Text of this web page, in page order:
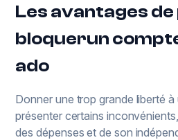
Les avantages
bloquerun
ado
Donner une trop grande liberté
présenter certains
des dépenses et de son